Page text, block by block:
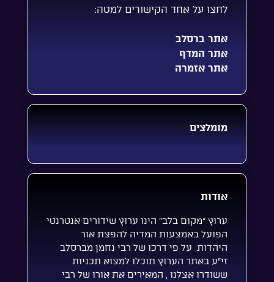
לחצו על אחד הקישורים למטה:
אתר ברסלב
אתר המדף
אתר אזמרה
מומלצים
אודות
ערוץ “מקום בלב” הינו ערוץ שידורים אנטרנטי
הפועל באמצעות המדיה להפצת אור
היהדות על פי דרכו של רבי נחמן מברסלב
זי”ע באתר הערוץ תוכלו למצוא תכניות
ששודרו אצלנו , המאירים את אורו של רבי